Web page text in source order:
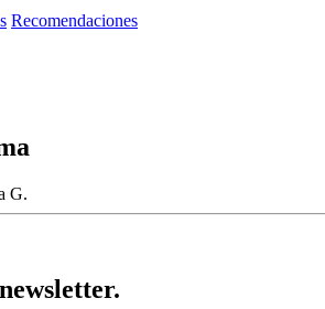
Recomendaciones
G.